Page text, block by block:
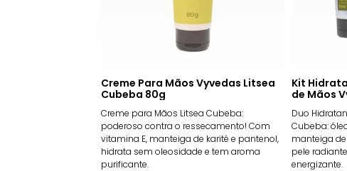
Creme Para Mãos Vyvedas Litsea
Cubeba 80g
Creme para Mãos Litsea Cubeba:
poderoso contra o ressecamento! Com
vitamina E, manteiga de karité e pantenol,
hidrata sem oleosidade e tem aroma
purificante.
Kit
de Mãos
Duo
Cubeba:
manteiga
pele
energizante.